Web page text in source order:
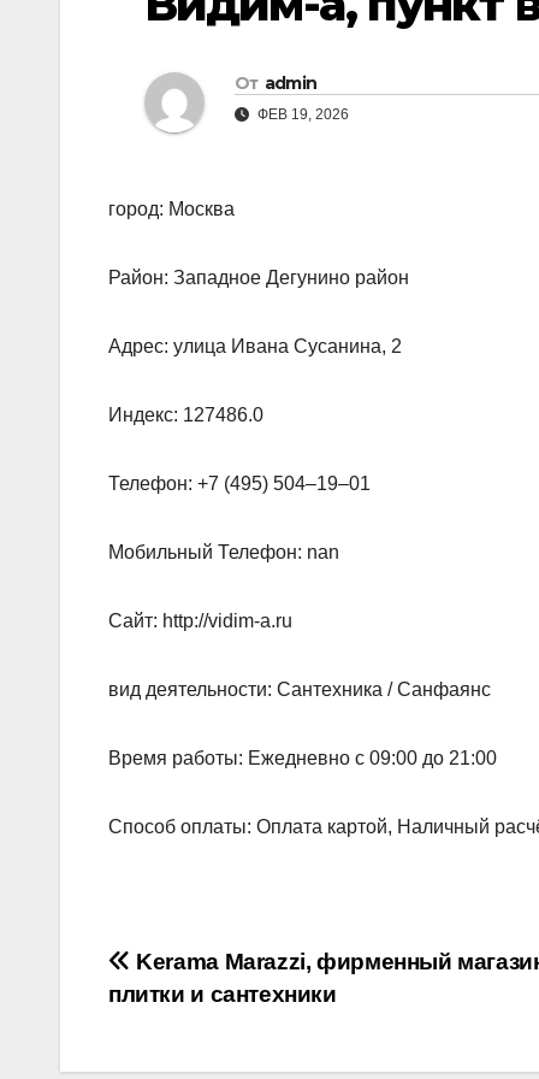
От admin
ФЕВ 19, 2026
город: Москва
Район: Западное Дегунино район
Адрес: улица Ивана Сусанина, 2
Индекс: 127486.0
Телефон: +7 (495) 504‒19‒01
Мобильный Телефон: nan
Сайт: http://vidim-a.ru
вид деятельности: Сантехника / Санфаянс
Время работы: Ежедневно с 09:00 до 21:00
Способ оплаты: Оплата картой, Наличный
Навигация
записям
Kerama Marazzi, фирменный
плитки и сантехники